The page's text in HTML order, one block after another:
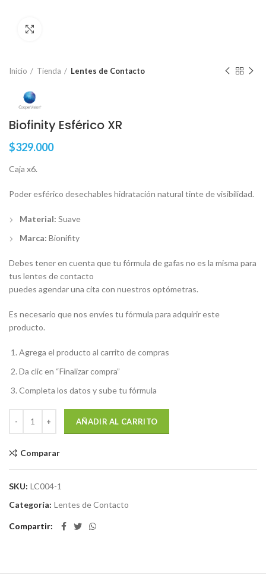
Inicio Tienda Lentes de Contacto
Biofinity Esférico XR
$329.000
Caja x6.
Poder esférico desechables hidratación natural tinte de visibilidad.
Material: Suave
Marca: Bionifity
Debes tener en cuenta que tu fórmula de gafas no es la misma para
tus lentes de contacto
puedes agendar una cita con nuestros optómetras.
Es necesario que nos envíes tu fórmula para adquirir este
producto.
Agrega el producto al carrito de compras
Da clic en “Finalizar compra”
Completa los datos y sube tu fórmula
AÑADIR AL CARRITO
Comparar
SKU: LC004-1
Categoría: Lentes de Contacto
Compartir